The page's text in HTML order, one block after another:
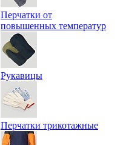
Перчатки от
повышенных температур
Рукавицы
Перчатки трикотажные